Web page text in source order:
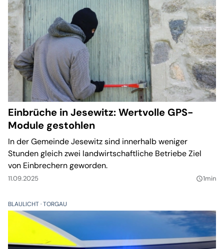
Einbrüche in Jesewitz: Wertvolle GPS-
Module gestohlen
In der Gemeinde Jesewitz sind innerhalb weniger
Stunden gleich zwei landwirtschaftliche Betriebe Ziel
von Einbrechern geworden.
11.09.2025 query_builder1min
BLAULICHT TORGAU